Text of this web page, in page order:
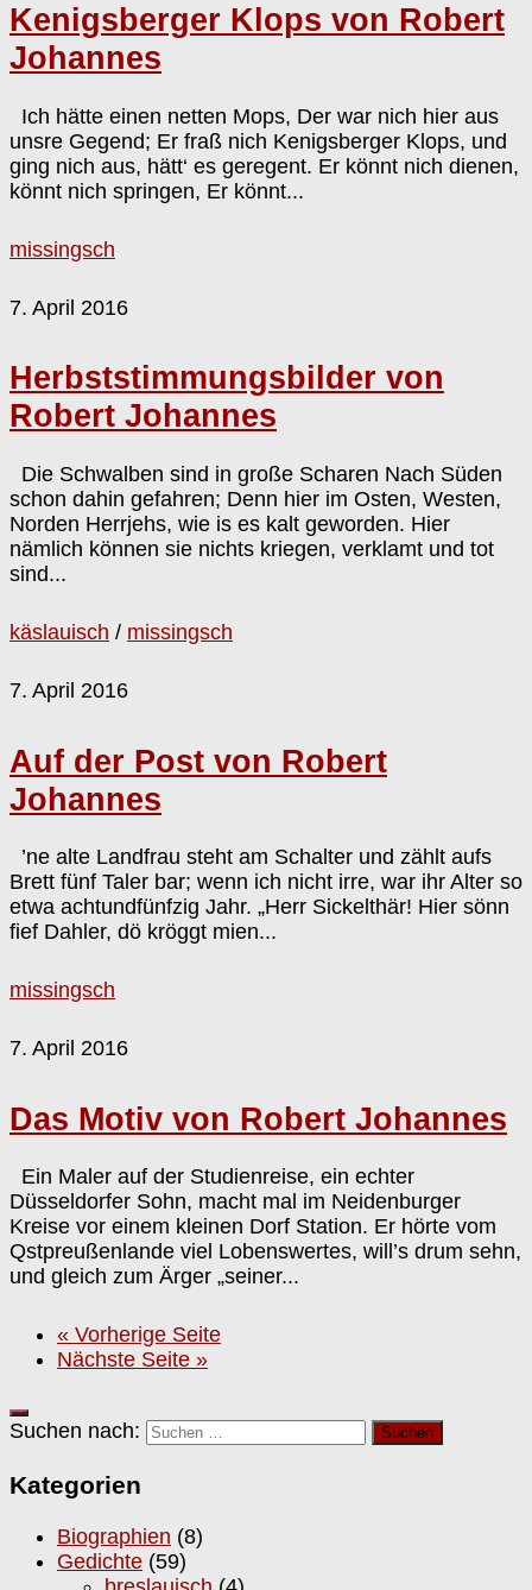
Kenigsberger Klops von Robert
Johannes
Ich hätte einen netten Mops, Der war nich hier aus
unsre Gegend; Er fraß nich Kenigsberger Klops, und
ging nich aus, hätt‘ es geregent. Er könnt nich dienen,
könnt nich springen, Er könnt...
missingsch
7. April 2016
Herbststimmungsbilder von
Robert Johannes
Die Schwalben sind in große Scharen Nach Süden
schon dahin gefahren; Denn hier im Osten, Westen,
Norden Herrjehs, wie is es kalt geworden. Hier
nämlich können sie nichts kriegen, verklamt und tot
sind...
käslauisch / missingsch
7. April 2016
Auf der Post von Robert
Johannes
’ne alte Landfrau steht am Schalter und zählt aufs
Brett fünf Taler bar; wenn ich nicht irre, war ihr Alter so
etwa achtundfünfzig Jahr. „Herr Sickelthär! Hier sönn
fief Dahler, dö kröggt mien...
missingsch
7. April 2016
Das Motiv von Robert Johannes
Ein Maler auf der Studienreise, ein echter
Düsseldorfer Sohn, macht mal im Neidenburger
Kreise vor einem kleinen Dorf Station. Er hörte vom
Qstpreußenlande viel Lobenswertes, will’s drum sehn,
und gleich zum Ärger „seiner...
« Vorherige Seite
Nächste Seite »
Suchen nach:
Kategorien
Biographien (8)
Gedichte (59)